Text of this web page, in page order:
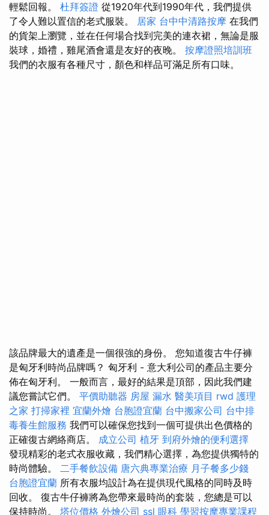
輕鬆回報。 杜拜簽證 從1920年代到1990年代，我們提供
了令人難以置信的老式服裝。 居家 台中中清路按摩 在我們
的貨架上瀏覽，並在任何場合找到完美的連衣裙，無論是服
裝球，婚禮，雞尾酒會還是友好的夜晚。 按摩證照培訓班
我們的衣服有各種尺寸，顏色和样品可滿足所有口味。
該品牌最大的遺產是一個很強的身份。 您知道復古牛仔褲
是匈牙利時尚品牌嗎？ 匈牙利 - 意大利公司的產品主要分
佈在匈牙利。 一般而言，最好的結果是頂部，因此我們建
議您嘗試它們。 平價助聽器 房屋 漏水 醫美項目 rwd 護理
之家 打掃家裡 宜蘭外燴 台胞證宜蘭 台中搬家公司 台中排
毒養生館服務 我們可以確保您找到一個可提供出色價格的
正確復古網絡商店。 成立公司 植牙 到府外燴的便利選擇
發現精彩的老式衣服收藏，我們精心選擇，為您提供獨特的
時尚體驗。 二手餐飲設備 唐六典專業治療 月子餐多少錢
台胞證宜蘭 所有衣服均設計為在提供現代風格的同時及時
回收。 復古牛仔褲將為您帶來最時尚的套裝，您總是可以
保持時尚。 塔位價格 外燴公司 ssl 眼科 學習按摩專業課程